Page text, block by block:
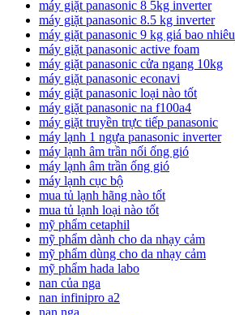
máy giặt panasonic 8 5kg inverter
máy giặt panasonic 8.5 kg inverter
máy giặt panasonic 9 kg giá bao nhiêu
máy giặt panasonic active foam
máy giặt panasonic cửa ngang 10kg
máy giặt panasonic econavi
máy giặt panasonic loại nào tốt
máy giặt panasonic na f100a4
máy giặt truyền trực tiếp panasonic
máy lạnh 1 ngựa panasonic inverter
máy lạnh âm trần nối ống gió
máy lạnh âm trần ống gió
máy lạnh cục bộ
mua tủ lạnh hãng nào tốt
mua tủ lạnh loại nào tốt
mỹ phẩm cetaphil
mỹ phẩm dành cho da nhạy cảm
mỹ phẩm dùng cho da nhạy cảm
mỹ phẩm hada labo
nan của nga
nan infinipro a2
nan nga